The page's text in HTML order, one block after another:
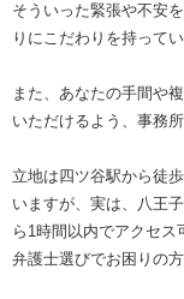
そういった緊張や不安
りにこだわりを持ってい
また、あなたの手間や
いただけるよう、事務
立地は四ツ谷駅から徒
いますが、実は、八王
ら1時間以内でアクセス
弁護士選びでお困りの